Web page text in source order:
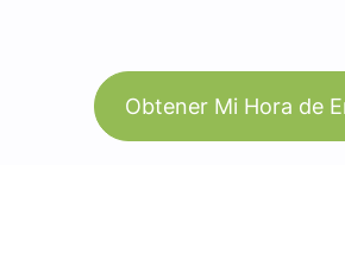
Obtener Mi Hora de